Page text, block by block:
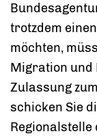
trotzdem einen
möchten,
Migration und
Zulassung
schicken Sie
Regionalstelle